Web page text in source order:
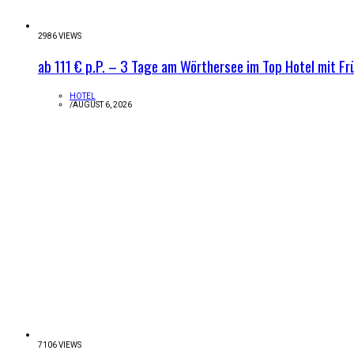
2986 VIEWS
ab 111 € p.P. – 3 Tage am Wörthersee im Top Hotel mit
HOTEL
/AUGUST 6, 2026
7106 VIEWS